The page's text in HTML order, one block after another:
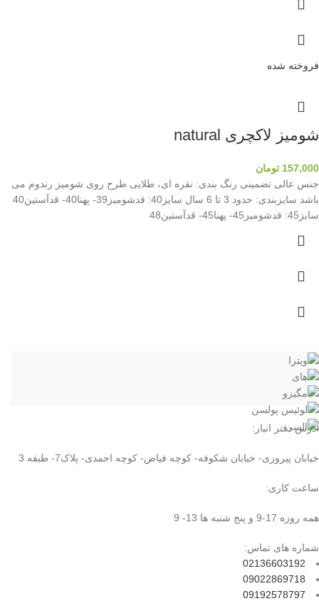
فروخته شده
شومیز لاکچری natural
157,000 تومان
جنس عالی تضمینی رنگ بندی: نقره ای، طلایی طرح روی شومیز رندوم می
باشد سایزبندی: حدود 3 تا 6 سال سایز40: قدشومیز39- پهنا40- قدآستین40
سایز45: قدشومیز45- پهنا45- قدآستین48
آدرس دفتر انبار:
خیابان پیروزی- خیابان شکوفه- کوچه فیاض- کوچه احمدی- پلاک7- طبقه 3
ساعت کاری:
همه روزه 17-9 و پنج شنبه ها 13- 9
شماره های تماس:
02136603192
09022869718
09192578797